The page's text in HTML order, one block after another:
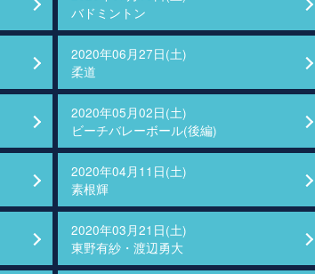
バドミントン
2020年06月27日(土)
柔道
2020年05月02日(土)
ビーチバレーボール(後編)
2020年04月11日(土)
素根輝
2020年03月21日(土)
東野有紗・渡辺勇大